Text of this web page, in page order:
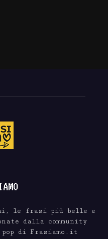
le frasi più belle e
dalla community
di Frasiamo.it